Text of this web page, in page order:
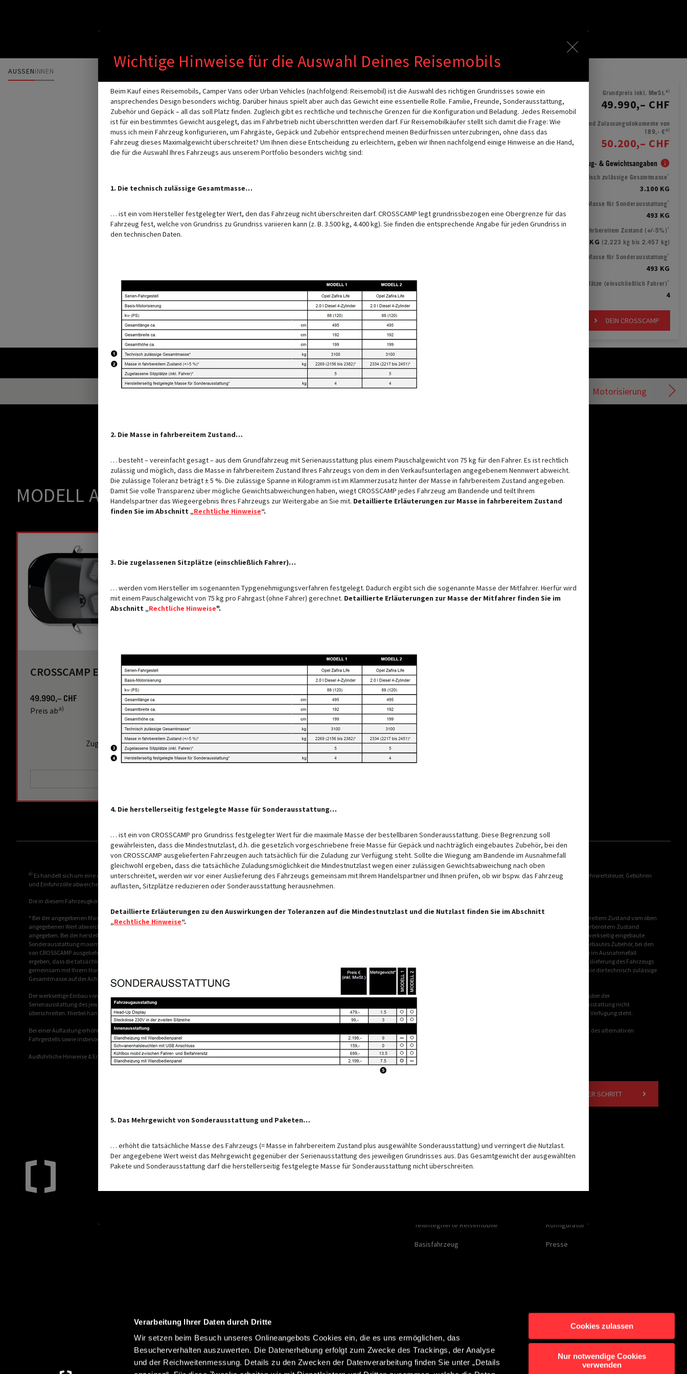
Verarbeitung Ihrer Daten durch Dritte
Wir setzen beim Besuch unseres Onlineangebots Cookies ein, die es uns ermöglichen, das
Besucherverhalten auszuwerten. Die Datenerhebung erfolgt zum Zwecke des Trackings, der Analyse
und der Reichweitenmessung. Details zu den Zwecken der Datenverarbeitung finden Sie unter „Details
Cookies zulassen
Nur notwendige Cookies
verwenden
AUSSEN INNEN
Abbildung kann zum Teil Sonderausstattung enthalten
Grundpreis inkl. MwSt.a)
49.990,– CHF
Fahrzeugpreis inkl. MwSt. und Zulassungsdokumente von
189,- €a)
50.200,– CHF
Wichtige Fahrzeug- & Gewichtsangaben
3.100 KG
Technisch zulässige Gesamtmasse*
493 KG
Herstellerseitig festgelegte Masse für Sonderausstattung*
2.340 KG (2.223 kg bis 2.457 kg)
Masse in fahrbereitem Zustand (+/-5%)*
493 KG
Verbleibende Masse für Sonderausstattung*
4
Zugelassene Sitzplätze (einschließlich Fahrer)*
DEIN CROSSCAMP
Schritt 1 / 9
Motorisierung
MODELL AUSWÄHLEN
CROSSCAMP EXPLR 5.0 F
49.990,– CHF
Preis aba)
2 - 4 Personen
4 - 7 Personen
Zugelassene Sitzplätze (inkl. Fahrer)*
a) Es handelt sich um eine unverbindliche Preisempfehlung, die auf den schweizerischen Verkaufspreisen basiert. Preise in anderen Ländern können aufgrund der Währungsumrechnung und der länderspezifischen Mehrwertsteuer, Gebühren
und Einfuhrzölle abweichen. Daher wird empfohlen, einen örtlichen Händler nach den für das jeweilige Land geltenden Preisen zu fragen, um den aktuellsten Stand zu erfahren.
Die in diesem Fahrzeugkonfigurator dargestellten Bilder dienen lediglich Illustrationszwecken. Sie können von anderen Modellen oder Ausstattungsvarianten stammen und abweichen.
* Bei der angegebenen Masse in fahrbereitem Zustand handelt es sich um einen im Typgenehmigungsverfahren festgelegten Standardwert. Aufgrund von Fertigungstoleranzen kann die real gewogene Masse in fahrbereitem Zustand vom oben
angegebenen Wert abweichen. Abweichungen von bis zu ± 5 % der Masse in fahrbereitem Zustand sind rechtlich zulässig und möglich. Die zulässige Spanne in Kilogramm ist im Klammerzusatz hinter der Masse in fahrbereitem Zustand
angegeben. Bei der herstellerseitig festgelegten Masse für Sonderausstattung handelt es sich um einen für jeden Typ und Grundriss ermittelten kalkulatorischen Wert, mit dem CROSSCAMP festlegt, wieviel Gewicht für werkseitig eingebaute
Sonderausstattung maximal zur Verfügung steht. Die Begrenzung der Sonderausstattung soll gewährleisten, dass die Mindestnutzlast, d.h. die gesetzlich vorgeschriebene freie Masse für Gepäck und nachträglich eingebautes Zubehör, bei den
von CROSSCAMP ausgelieferten Fahrzeugen auch tatsächlich für die Zuladung zur Verfügung steht. Das reale Gewicht Ihres Fahrzeugs ab Werk kann erst bei Wiegung am Bandende ermittelt werden. Sollte die Wiegung im Ausnahmefall
ergeben, dass die tatsächliche Zuladungsmöglichkeit trotz der Begrenzung der Sonderausstattung die Mindestnutzlast wegen einer zulässigen Gewichtsabweichung nach oben unterschreitet, werden wir vor einer Auslieferung des Fahrzeugs
gemeinsam mit Ihrem Handelspartner und Ihnen prüfen, ob wir bspw. das Fahrzeug auflasten, Sitzplätze reduzieren oder Sonderausstattung herausnehmen. Die technisch zulässige Gesamtmasse des Fahrzeugs sowie die technisch zulässige
Gesamtmasse auf der Achse dürfen nicht überschritten werden.
Der werkseitige Einbau von Sonderausstattung erhöht die tatsächliche Masse des Fahrzeugs und verringert die Nutzlast. Das angegebene Mehrgewicht für Pakete und Sonderausstattung weist das Mehrgewicht gegenüber der
Serienausstattung des jeweiligen Modells bzw. Grundrisses aus. Das Gesamtgewicht der ausgewählten Sonderausstattung darf die in den Modellübersichten angegebene herstellerseitig festgelegte Masse für Sonderausstattung nicht
überschreiten. Hierbei handelt es sich um einen für jeden Typ und Grundriss ermittelten kalkulatorischen Wert, mit dem CROSSCAMP festlegt, wieviel Gewicht für werkseitig eingebaute Sonderausstattung maximal zur Verfügung steht.
Bei einer Auflastung erhöht sich die herstellerseitig festgelegte Masse für Sonderausstattung. Die Erhöhung ergibt sich aus der höheren Nutzlast durch das alternative Fahrgestell. Hiervon sind das erhöhte Eigengewicht des alternativen
Fahrgestells sowie insbesondere das Gewicht für ggf. verpflichtende schwerere Motorvarianten (z. B. 180 PS) abzuziehen.
Ausführliche Hinweise & Erläuterungen zur Gewichtsthematik und zur Konfiguration des Fahrzeugs finden Sie im Abschnitt "Gewichtsinformationen".
NÄCHSTER SCHRITT
Modelle
Teilintegrierte Reisemobile
Basisfahrzeug
Konfigurator
Presse
Mit unserem Newsletter erhältst du immer die neuesten
Abonnieren
Impressum Datenschutz Kontakt
Durch Scrolling wird der Button zum Akzeptieren der Hinweise im Overlay
Wichtige Hinweise für die Auswahl Deines Reisemobils
Beim Kauf eines Reisemobils, Camper Vans oder Urban Vehicles (nachfolgend: Reisemobil) ist die Auswahl des richtigen Grundrisses sowie ein
ansprechendes Design besonders wichtig. Darüber hinaus spielt aber auch das Gewicht eine essentielle Rolle. Familie, Freunde, Sonderausstattung,
Zubehör und Gepäck – all das soll Platz finden. Zugleich gibt es rechtliche und technische Grenzen für die Konfiguration und Beladung. Jedes Reisemobil
ist für ein bestimmtes Gewicht ausgelegt, das im Fahrbetrieb nicht überschritten werden darf. Für Reisemobilkäufer stellt sich damit die Frage: Wie
muss ich mein Fahrzeug konfigurieren, um Fahrgäste, Gepäck und Zubehör entsprechend meinen Bedürfnissen unterzubringen, ohne dass das
Fahrzeug dieses Maximalgewicht überschreitet? Um Ihnen diese Entscheidung zu erleichtern, geben wir Ihnen nachfolgend einige Hinweise an die Hand,
die für die Auswahl Ihres Fahrzeugs aus unserem Portfolio besonders wichtig sind:
1. Die technisch zulässige Gesamtmasse…
… ist ein vom Hersteller festgelegter Wert, den das Fahrzeug nicht überschreiten darf. CROSSCAMP legt grundrissbezogen eine Obergrenze für das
Fahrzeug fest, welche von Grundriss zu Grundriss variieren kann (z. B. 3.500 kg, 4.400 kg). Sie finden die entsprechende Angabe für jeden Grundriss in
den technischen Daten.
2. Die Masse in fahrbereitem Zustand…
… besteht – vereinfacht gesagt – aus dem Grundfahrzeug mit Serienausstattung plus einem Pauschalgewicht von 75 kg für den Fahrer. Es ist rechtlich
zulässig und möglich, dass die Masse in fahrbereitem Zustand Ihres Fahrzeugs von dem in den Verkaufsunterlagen angegebenem Nennwert abweicht.
Die zulässige Toleranz beträgt ± 5 %. Die zulässige Spanne in Kilogramm ist im Klammerzusatz hinter der Masse in fahrbereitem Zustand angegeben.
Damit Sie volle Transparenz über mögliche Gewichtsabweichungen haben, wiegt CROSSCAMP jedes Fahrzeug am Bandende und teilt Ihrem
Handelspartner das Wiegeergebnis Ihres Fahrzeugs zur Weitergabe an Sie mit. Detaillierte Erläuterungen zur Masse in fahrbereitem Zustand
finden Sie im Abschnitt „Rechtliche Hinweise“.
3. Die zugelassenen Sitzplätze (einschließlich Fahrer)…
… werden vom Hersteller im sogenannten Typgenehmigungsverfahren festgelegt. Dadurch ergibt sich die sogenannte Masse der Mitfahrer. Hierfür wird
mit einem Pauschalgewicht von 75 kg pro Fahrgast (ohne Fahrer) gerechnet. Detaillierte Erläuterungen zur Masse der Mitfahrer finden Sie im
Abschnitt „Rechtliche Hinweise".
4. Die herstellerseitig festgelegte Masse für Sonderausstattung…
… ist ein von CROSSCAMP pro Grundriss festgelegter Wert für die maximale Masse der bestellbaren Sonderausstattung. Diese Begrenzung soll
gewährleisten, dass die Mindestnutzlast, d.h. die gesetzlich vorgeschriebene freie Masse für Gepäck und nachträglich eingebautes Zubehör, bei den
von CROSSCAMP ausgelieferten Fahrzeugen auch tatsächlich für die Zuladung zur Verfügung steht. Sollte die Wiegung am Bandende im Ausnahmefall
gleichwohl ergeben, dass die tatsächliche Zuladungsmöglichkeit die Mindestnutzlast wegen einer zulässigen Gewichtsabweichung nach oben
unterschreitet, werden wir vor einer Auslieferung des Fahrzeugs gemeinsam mit Ihrem Handelspartner und Ihnen prüfen, ob wir bspw. das Fahrzeug
auflasten, Sitzplätze reduzieren oder Sonderausstattung herausnehmen.
Detaillierte Erläuterungen zu den Auswirkungen der Toleranzen auf die Mindestnutzlast und die Nutzlast finden Sie im Abschnitt
„Rechtliche Hinweise“.
5. Das Mehrgewicht von Sonderausstattung und Paketen…
… erhöht die tatsächliche Masse des Fahrzeugs (= Masse in fahrbereitem Zustand plus ausgewählte Sonderausstattung) und verringert die Nutzlast.
Der angegebene Wert weist das Mehrgewicht gegenüber der Serienausstattung des jeweiligen Grundrisses aus. Das Gesamtgewicht der ausgewählten
Pakete und Sonderausstattung darf die herstellerseitig festgelegte Masse für Sonderausstattung nicht überschreiten.